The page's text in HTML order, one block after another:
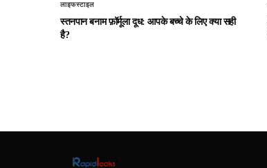
लाइफस्टाइल
स्तनपान बनाम फ़ॉर्मूला दूध: आपके बच्चे के लिए क्या सही
है?